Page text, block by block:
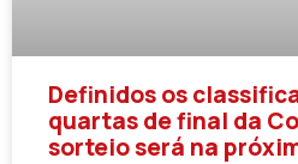
Definidos os
quartas de final da
sorteio será na